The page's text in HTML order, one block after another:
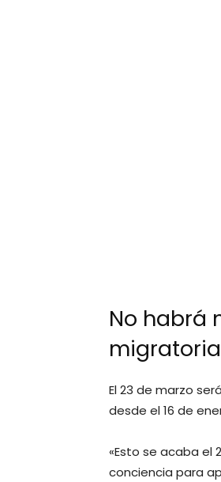
No habrá
El 23 de marzo
desde el 16 de
«Esto se acaba el
conciencia para